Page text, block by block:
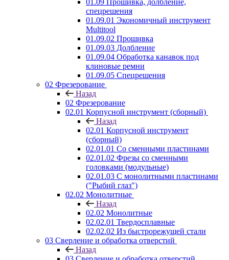
01.09 Прошивка, долбление,
спецрешения
01.09.01 Экономичный инструмент
Multitool
01.09.02 Прошивка
01.09.03 Долбление
01.09.04 Обработка канавок под
клиновые ремни
01.09.05 Спецрешения
02 Фрезерование
Назад
02 Фрезерование
02.01 Корпусной инструмент (сборный)
Назад
02.01 Корпусной инструмент
(сборный)
02.01.01 Со сменными пластинами
02.01.02 Фрезы со сменными
головками (модульные)
02.01.03 С монолитными пластинами
("Рыбий глаз")
02.02 Монолитные
Назад
02.02 Монолитные
02.02.01 Твердосплавные
02.02.02 Из быстрорежущей стали
03 Сверление и обработка отверстий
Назад